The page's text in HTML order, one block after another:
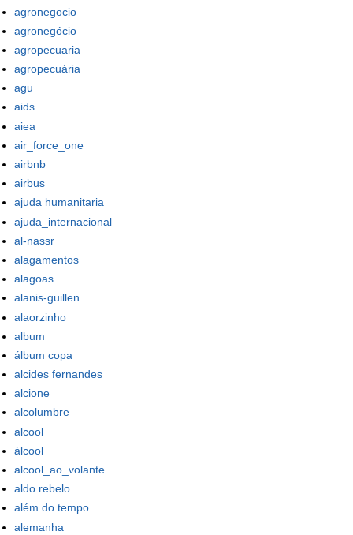
agronegocio
agronegócio
agropecuaria
agropecuária
agu
aids
aiea
air_force_one
airbnb
airbus
ajuda humanitaria
ajuda_internacional
al-nassr
alagamentos
alagoas
alanis-guillen
alaorzinho
album
álbum copa
alcides fernandes
alcione
alcolumbre
alcool
álcool
alcool_ao_volante
aldo rebelo
além do tempo
alemanha